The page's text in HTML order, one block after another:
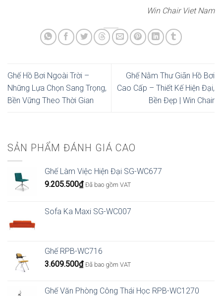
SẢN PHẨM ĐÁNH GIÁ CAO
Ghế Làm Việc Hiện Đại SG-WC677
9.205.500₫ Đã bao gồm VAT
Sofa Ka Maxi SG-WC007
Ghế RPB-WC716
3.609.500₫ Đã bao gồm VAT
Ghế Văn Phòng Công Thái Học RPB-WC1270
Win Chair Viet Nam
Ghế Hồ Bơi Ngoài Trời –
Những Lựa Chọn Sang Trọng,
Bền Vững Theo Thời Gian
Ghế Nằm Thư Giãn Hồ Bơi
Cao Cấp – Thiết Kế Hiện Đại,
Bền Đẹp | Win Chair